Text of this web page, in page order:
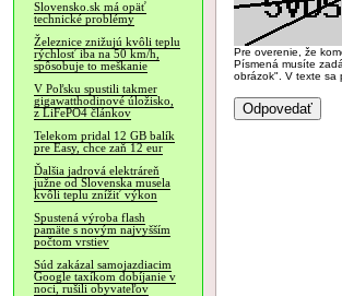
Slovensko.sk má opäť
technické problémy
Železnice znižujú kvôli teplu
rýchlosť iba na 50 km/h,
spôsobuje to meškanie
V Poľsku spustili takmer
gigawatthodinové úložisko,
z LiFePO4 článkov
Telekom pridal 12 GB balík
pre Easy, chce zaň 12 eur
Ďalšia jadrová elektráreň
južne od Slovenska musela
kvôli teplu znížiť výkon
Spustená výroba flash
pamäte s novým najvyšším
počtom vrstiev
Súd zakázal samojazdiacim
Google taxíkom dobíjanie v
noci, rušili obyvateľov
Pre overenie, že
Písmená musíte
obrázok". V texte sa